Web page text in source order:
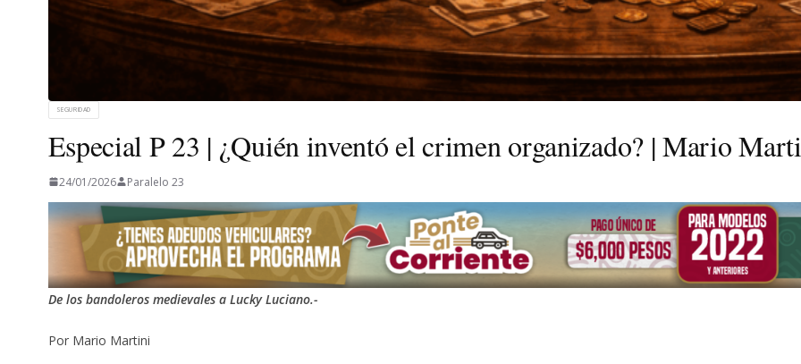
SEGURIDAD
Especial P 23 | ¿Quién inventó el crimen organizado? | Mario
24/01/2026 Paralelo 23
De los bandoleros medievales a Lucky Luciano.-
Por Mario Martini